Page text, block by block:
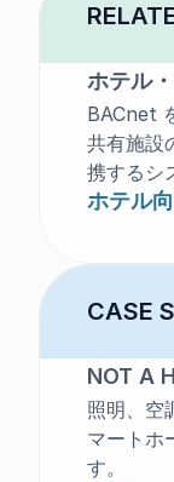
ホテル
BACnet
共有施設
携するシ
ホテル
CASE
NOT A
照明、空
マートホ
す。